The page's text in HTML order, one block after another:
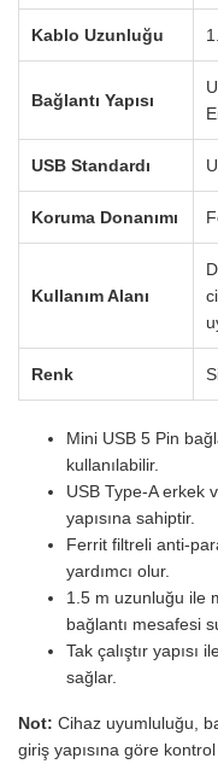
Kablo Uzunluğu
Bağlantı Yapısı
USB Standardı
Koruma Donanımı
Kullanım Alanı
Renk
Mini USB 5 Pin
kullanılabilir.
USB Type-A erkek
yapısına sahiptir.
Ferrit filtreli anti-
yardımcı olur.
1.5 m uzunluğu ile
bağlantı mesafesi
Tak çalıştır yapısı
sağlar.
Not: Cihaz uyumluluğu,
giriş yapısına göre